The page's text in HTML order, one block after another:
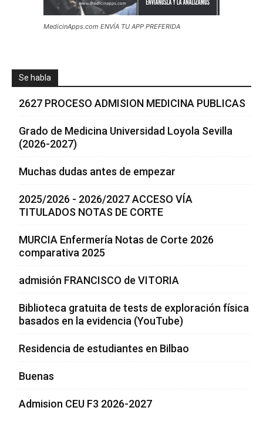
MedicinApps.com ENVÍA TU APP PREFERIDA
Se habla
2627 PROCESO ADMISION MEDICINA PUBLICAS
Grado de Medicina Universidad Loyola Sevilla
(2026-2027)
Muchas dudas antes de empezar
2025/2026 - 2026/2027 ACCESO VÍA
TITULADOS NOTAS DE CORTE
MURCIA Enfermería Notas de Corte 2026
comparativa 2025
admisión FRANCISCO de VITORIA
Biblioteca gratuita de tests de exploración física
basados en la evidencia (YouTube)
Residencia de estudiantes en Bilbao
Buenas
Admision CEU F3 2026-2027